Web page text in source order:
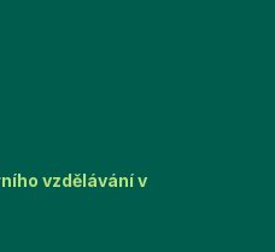
vzdělávání v